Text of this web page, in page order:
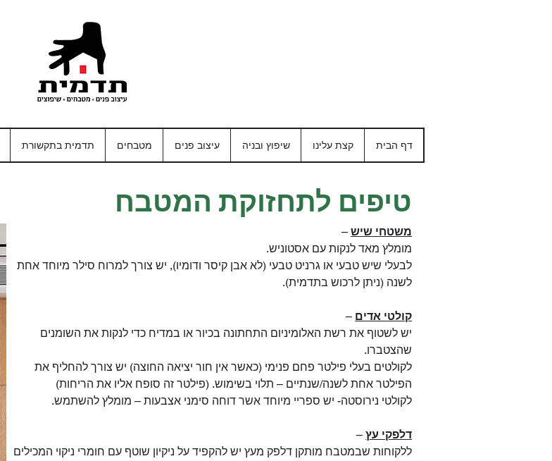
דף הבית קצת עלינו שיפוץ ובניה עיצוב פנים מטבחים תדמית בתקשורת
טיפים לתחזוקת המטבח
משטחי שיש–
מומלץ מאד לנקות עם אסטוניש.
לבעלי שיש טבעי או גרניט טבעי (לא אבן קיסר ודומיו), יש צורך למרוח סילר מיוחד אחת
לשנה (ניתן לרכוש בתדמית).
קולטי אדים –
יש לשטוף את רשת האלומיניום התחתונה בכיור או במדיח כדי לנקות את השומנים
שהצטברו.
לקולטים בעלי פילטר פחם פנימי (כאשר אין חור יציאה החוצה) יש צורך להחליף את
הפילטר אחת לשנה/שנתיים – תלוי בשימוש. (פילטר זה סופח אליו את הריחות)
לקולטי נירוסטה- יש ספריי מיוחד אשר דוחה סימני אצבעות – מומלץ להשתמש.
דלפקי עץ–
ללקוחות שבמטבח מותקן דלפק מעץ יש להקפיד על ניקיון שוטף עם חומרי ניקוי המכילים